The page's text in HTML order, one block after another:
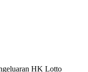
HK Lotto